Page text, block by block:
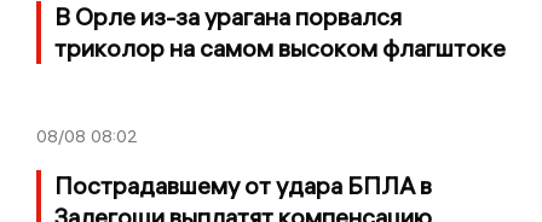
В Орле из-за урагана порвался
триколор на самом высоком флагштоке
08/08 08:02
Пострадавшему от удара БПЛА в